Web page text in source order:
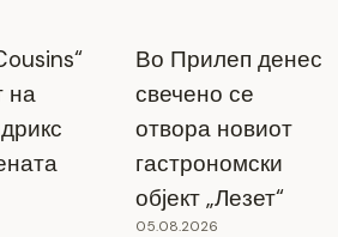
на
Во Прилеп денес
свечено се
отвора новиот
гастрономски
објект „Лезет“
05.08.2026